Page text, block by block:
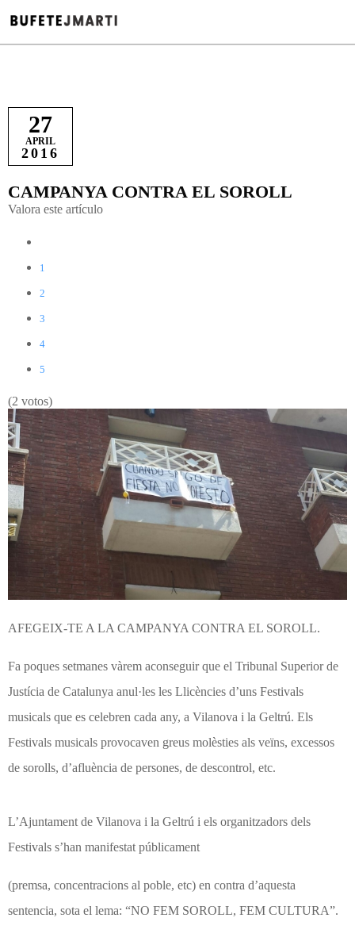
27
APRIL
2016
CAMPANYA CONTRA EL SOROLL
Valora este artículo
1
2
3
4
5
(2 votos)
AFEGEIX-TE A LA CAMPANYA CONTRA EL SOROLL.
Fa poques setmanes vàrem aconseguir que el Tribunal Superior de
Justícia de Catalunya anul·les les Llicències d’uns Festivals
musicals que es celebren cada any, a Vilanova i la Geltrú. Els
Festivals musicals provocaven greus molèsties als veïns, excessos
de sorolls, d’afluència de persones, de descontrol, etc.
L’Ajuntament de Vilanova i la Geltrú i els organitzadors dels
Festivals s’han manifestat públicament
(premsa, concentracions al poble, etc) en contra d’aquesta
sentencia, sota el lema: “NO FEM SOROLL, FEM CULTURA”.